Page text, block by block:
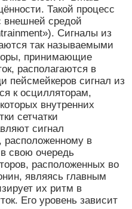
Такой процесс
внешней средой
Сигналы из
так называемыми
принимающие
располагаются в
пейсмейкеров сигнал из
к осцилляторам,
внутренних
сетчатки
сигнал
расположенному в
свою очередь
расположенных во
являясь главным
их ритм в
Его уровень зависит